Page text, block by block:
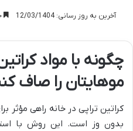
آخرین به روز رسانی: 12/03/1404
چگونه با مواد
موهایتان را صاف
کراتین تراپی در خانه راهی
بدون وز است. این روش با